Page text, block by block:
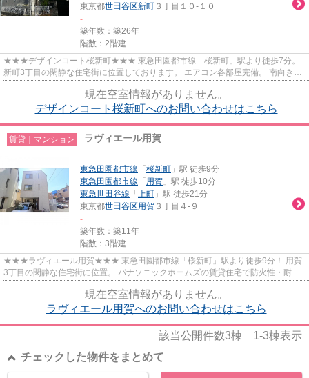
東京都世田谷区新町 ３丁目１０-１０
-
築年数：築26年
階数：2階建
★★★デザインコート桜新町★★★ 東急田園都市線「桜新町」駅より徒歩7分。
新町3丁目の閑静な住宅街に位置しております。 エアコン各部屋完備。 南向きの
現在空室情報がありません。
デザインコート桜新町へのお問い合わせはこちら
賃貸｜マンション ラヴィエール用賀
東急田園都市線 「 桜新町 」駅 徒歩9分
東急田園都市線 「 用賀 」駅 徒歩10分
東急世田谷線 「 上町 」駅 徒歩21分
東京都世田谷区用賀 ３丁目４-９
-
築年数：築11年
階数：3階建
★★★ラヴィエール用賀★★★ 東急田園都市線「桜新町」駅より徒歩9分！ 用賀
3丁目の閑静な住宅街に位置。 パナソニックホームズの賃貸住宅で防火性・耐震
現在空室情報がありません。
ラヴィエール用賀へのお問い合わせはこちら
該当公開件数3棟 1-3棟表示
チェックした物件をまとめて